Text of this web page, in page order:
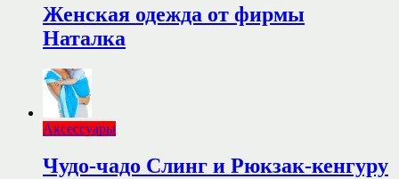
Женская одежда от фирмы
Наталка
Аксессуары
Чудо-чадо Слинг и Рюкзак-кенгуру